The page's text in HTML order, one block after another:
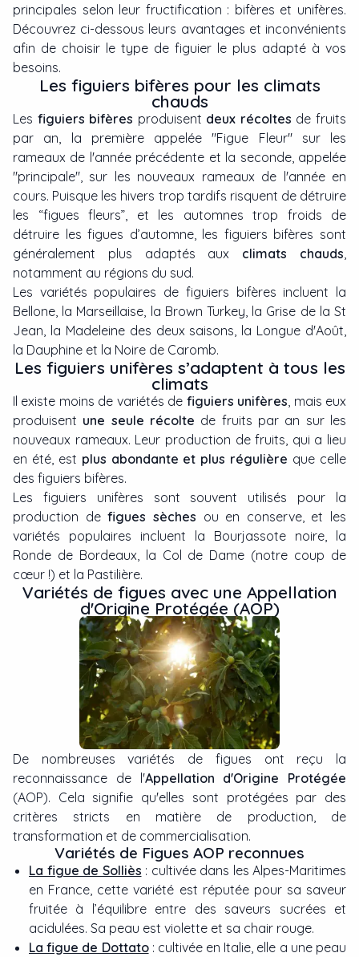
principales selon leur fructification : bifères et unifères.
Découvrez ci-dessous leurs avantages et inconvénients
afin de choisir le type de figuier le plus adapté à vos
besoins.
Les figuiers bifères pour les climats
chauds
Les figuiers bifères produisent deux récoltes de fruits
par an, la première appelée "Figue Fleur" sur les
rameaux de l'année précédente et la seconde, appelée
"principale", sur les nouveaux rameaux de l'année en
cours. Puisque les hivers trop tardifs risquent de détruire
les “figues fleurs”, et les automnes trop froids de
détruire les figues d’automne, les figuiers bifères sont
généralement plus adaptés aux climats chauds
notamment au régions du sud.
Les variétés populaires de figuiers bifères incluent la
Bellone, la Marseillaise, la Brown Turkey, la Grise de la St
Jean, la Madeleine des deux saisons, la Longue d'Août,
la Dauphine et la Noire de Caromb.
Les figuiers unifères s’adaptent à tous les
climats
Il existe moins de variétés de figuiers unifères , mais eux
produisent une seule récolte de fruits par an sur les
nouveaux rameaux. Leur production de fruits, qui a lieu
en été, est plus abondante et plus régulière que celle
des figuiers bifères.
Les figuiers unifères sont souvent utilisés pour la
production de figues sèches ou en conserve, et les
variétés populaires incluent la Bourjassote noire, la
Ronde de Bordeaux, la Col de Dame (notre coup de
cœur !) et la Pastilière.
Variétés de figues avec une Appellation
d'Origine Protégée (AOP)
De nombreuses variétés de figues ont reçu la
reconnaissance de l'Appellation d'Origine Protégée
(AOP). Cela signifie qu'elles sont protégées par des
critères stricts en matière de production, de
transformation et de commercialisation.
Variétés de Figues AOP reconnues
La figue de Solliès : cultivée dans les Alpes-Maritimes
en France, cette variété est réputée pour sa saveur
fruitée à l’équilibre entre des saveurs sucrées et
acidulées. Sa peau est violette et sa chair rouge.
La figue de Dottato : cultivée en Italie, elle a une peau